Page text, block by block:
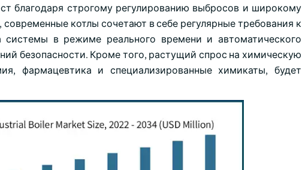
благодаря строгому регулированию выбросов и широкому
котлы сочетают в себе регулярные требования к
в режиме реального времени и автоматического
безопасности. Кроме того, растущий спрос на химическую
фармацевтика и специализированные химикаты, будет